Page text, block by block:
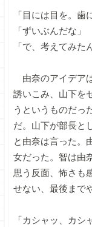
「目には目を。歯
「ずいぶんだな」
「で、考えてみた
由奈のアイデア
誘いこみ、山下を
うというものだっ
だ。山下が部長と
と由奈は言った。
女だった。智は由
思う反面、怖さも
せない、最後まで
「カシャッ、カシ